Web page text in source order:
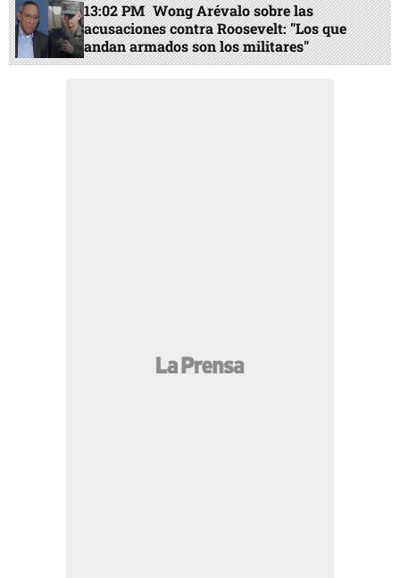
13:02 PM Wong Arévalo sobre las
acusaciones contra Roosevelt: "Los que
andan armados son los militares"